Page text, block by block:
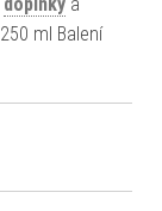
ml Balení